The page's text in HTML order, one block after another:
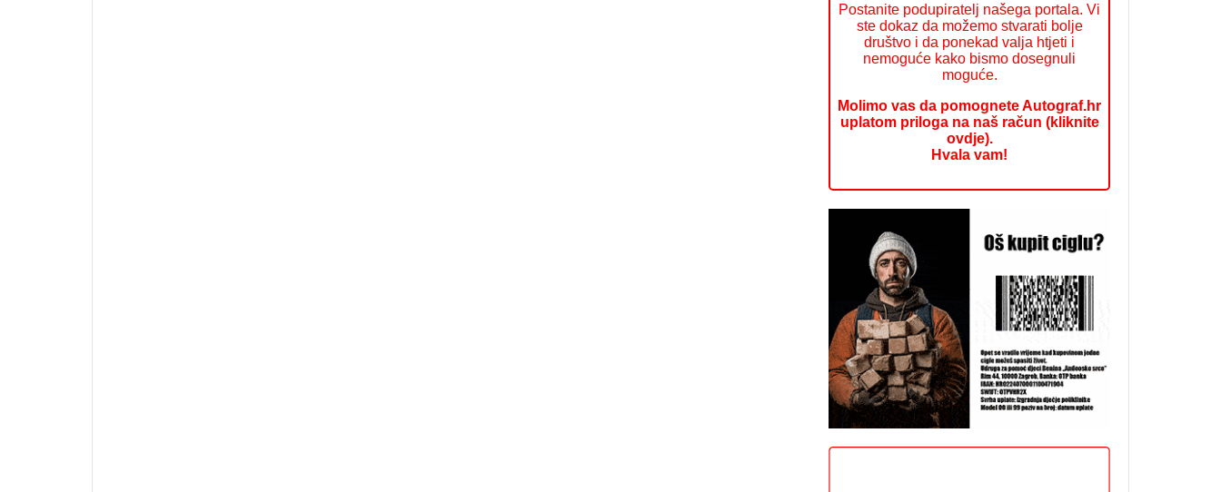
Postanite podupiratelj našega portala. Vi
ste dokaz da možemo stvarati bolje
društvo i da ponekad valja htjeti i
nemoguće kako bismo dosegnuli
moguće.
Molimo vas da pomognete Autograf.hr
uplatom priloga na naš račun (kliknite
ovdje).
Hvala vam!